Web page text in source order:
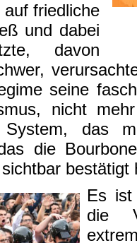
friedliche
und dabei
davon
seine
nicht
System, das
die
bestätigt
Es ist
die